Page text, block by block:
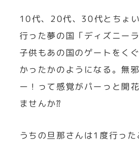
10代、20代、30代とちょ
行った夢の国「ディズニー
子供もあの国のゲートをく
かったかのようになる。無
ー！って感覚がパーっと開
ませんか⁇
うちの旦那さんは1度行った